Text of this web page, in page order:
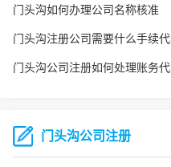
门头沟如何办理公司名称核准
门头沟注册公司需要什么手续
门头沟公司注册如何处理账务
门头沟公司注册